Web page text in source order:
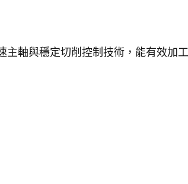
軸與穩定切削控制技術，能有效加